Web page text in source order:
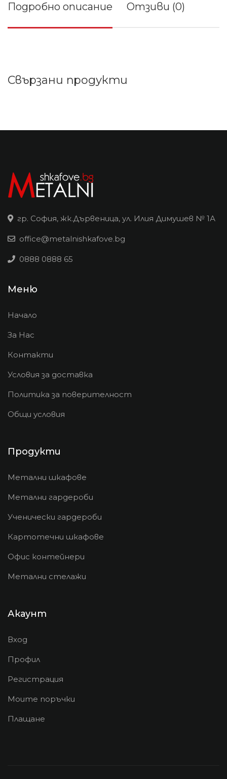
Подробно описание Отзиви (0)
Свързани продукти
гр. София, жк.Дървеница, ул. Илия Димушев № 1А
office@metalnishkafove.bg
0888 0888 65
Меню
Начало
За Нас
Контакти
Условия за доставка
Политика за поверителност
Общи условия
Продукти
Метални шкафове
Метални гардероби
Ученически гардероби
Картотечни шкафове
Офис контейнери
Метални стелажи
Акаунт
Вход
Профил
Регистрация
Моите поръчки
Плащане